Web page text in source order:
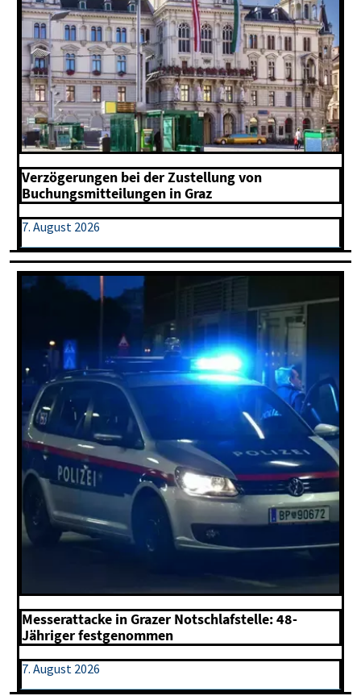
Verzögerungen bei der Zustellung von
Buchungsmitteilungen in Graz
7. August 2026
Messerattacke in Grazer Notschlafstelle: 48-
Jähriger festgenommen
7. August 2026